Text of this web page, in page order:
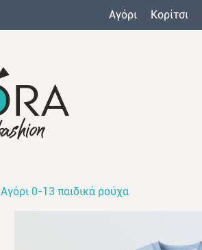
Αγόρι Κορίτσι
Αγόρι 0-13 παιδικά ρούχα